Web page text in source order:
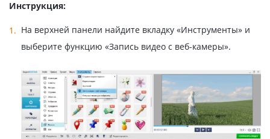
Инструкция:
На верхней панели найдите вкладку «Инструменты» и
выберите функцию «Запись видео с веб-камеры».